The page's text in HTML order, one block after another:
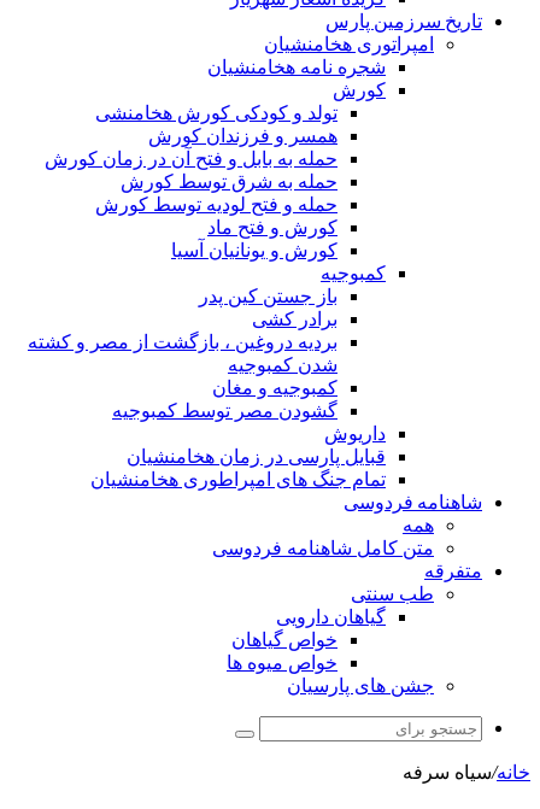
تاریخ سرزمین پارس
امپراتوری هخامنشیان
شجره نامه هخامنشیان
کورش
تولد و کودکی کورش هخامنشی
همسر و فرزندان کورش
حمله به بابل و فتح آن در زمان کورش
حمله به شرق توسط کورش
حمله و فتح لودیه توسط کورش
کورش و فتح ماد
کورش و یونانیان آسیا
کمبوجیه
باز جستن کین پدر
برادر کشی
بردیه دروغین ، بازگشت از مصر و کشته
شدن کمبوجیه
کمبوجیه و مغان
گشودن مصر توسط کمبوجیه
داریوش
قبایل پارسی در زمان هخامنشیان
تمام جنگ های امپراطوری هخامنشیان
شاهنامه فردوسی
همه
متن کامل شاهنامه فردوسی
متفرقه
طب سنتی
گیاهان دارویی
خواص گیاهان
خواص میوه ها
جشن های پارسیان
جستجو
خانه/سیاه سرفه